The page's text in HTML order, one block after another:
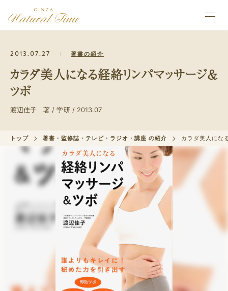
2013.07.27 著書の紹介
カラダ美人になる経絡リンパマッサージ＆
ツボ
渡辺佳子 著 / 学研 / 2013.07
トップ 著書・監修誌・テレビ・ラジオ・講座 の紹介 カラダ美人にな